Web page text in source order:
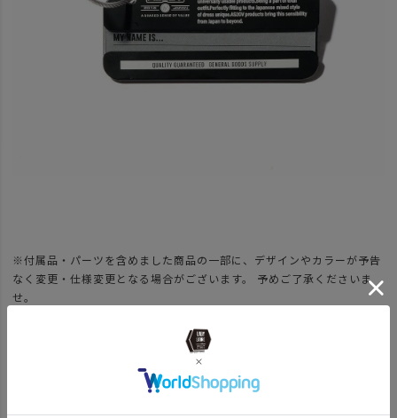
※付属品・パーツを含めました商品の一部に、デザインやカラーが予告
なく変更・仕様変更となる場合がございます。 予めご了承くださいま
せ。
ATTENTION